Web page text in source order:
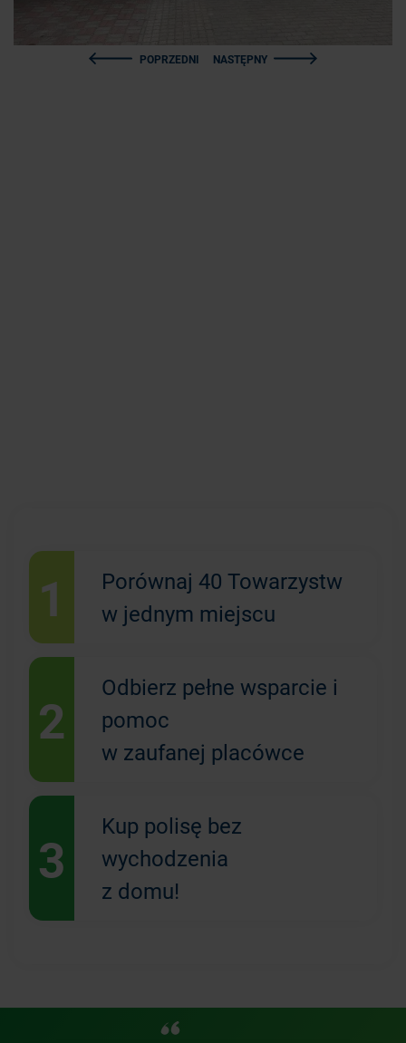
POPRZEDNI NASTĘPNY
1
Porównaj 40 Towarzystw
w jednym miejscu
2
Odbierz pełne wsparcie i
pomoc
w zaufanej placówce
3
Kup polisę bez
wychodzenia
z domu!